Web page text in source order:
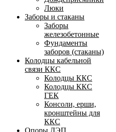
Люки
Заборы и стаканы
Заборы
железобетонные
Фундаменты
заборов (стаканы)
Колодцы кабельной
связи ККС
Колодцы ККС
Колодцы ККС
ГЕК
Консоли, ерши,
кронштейны для
ККС
Опоры ЛЭП